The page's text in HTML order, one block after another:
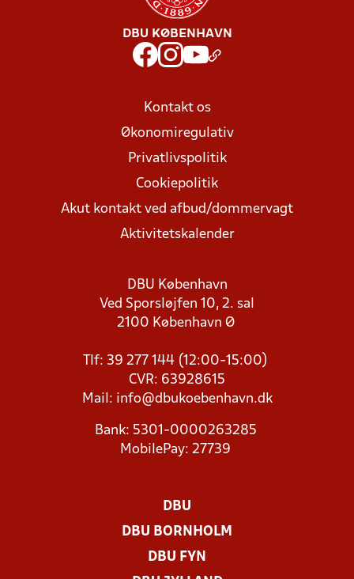
DBU KØBENHAVN
Kontakt os
Økonomiregulativ
Privatlivspolitik
Cookiepolitik
Akut kontakt ved afbud/dommervagt
Aktivitetskalender
DBU København
Ved Sporsløjfen 10, 2. sal
2100 København Ø
Tlf: 39 277 144 (12:00-15:00)
CVR: 63928615
Mail: info@dbukoebenhavn.dk
Bank: 5301-0000263285
MobilePay: 27739
DBU
DBU BORNHOLM
DBU FYN